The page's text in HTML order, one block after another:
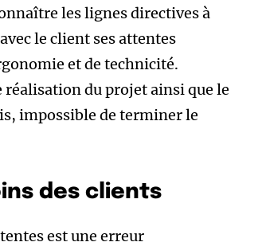
les lignes directives à
le client ses attentes
et de technicité.
réalisation du projet ainsi que le
impossible de terminer le
des clients
est une erreur